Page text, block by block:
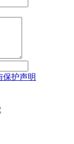
保护声明